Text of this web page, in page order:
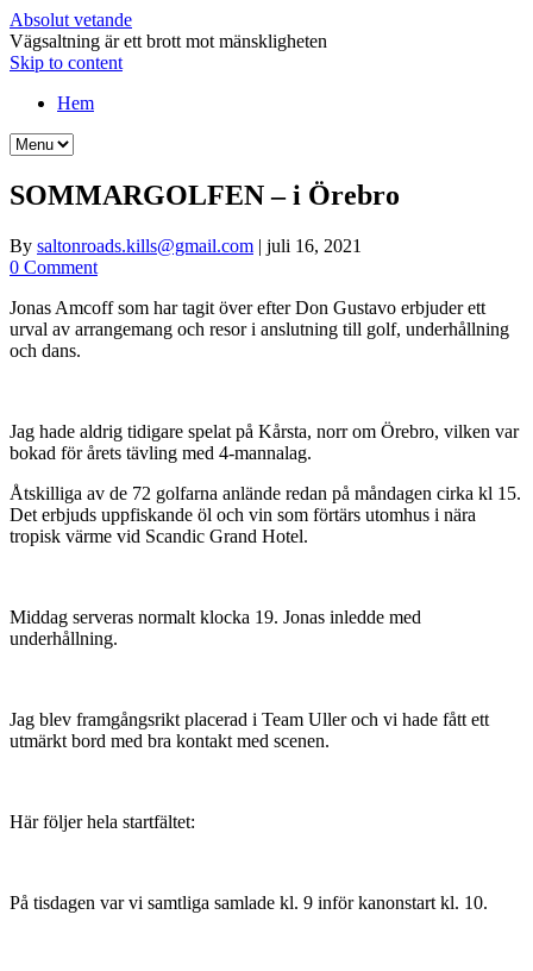
Absolut vetande
Vägsaltning är ett brott mot mänskligheten
Skip to content
Hem
SOMMARGOLFEN – i Örebro
By saltonroads.kills@gmail.com | juli 16, 2021
0 Comment
Jonas Amcoff som har tagit över efter Don Gustavo erbjuder ett
urval av arrangemang och resor i anslutning till golf, underhållning
och dans.
Jag hade aldrig tidigare spelat på Kårsta, norr om Örebro, vilken var
bokad för årets tävling med 4-mannalag.
Åtskilliga av de 72 golfarna anlände redan på måndagen cirka kl 15.
Det erbjuds uppfiskande öl och vin som förtärs utomhus i nära
tropisk värme vid Scandic Grand Hotel.
Middag serveras normalt klocka 19. Jonas inledde med
underhållning.
Jag blev framgångsrikt placerad i Team Uller och vi hade fått ett
utmärkt bord med bra kontakt med scenen.
Här följer hela startfältet:
På tisdagen var vi samtliga samlade kl. 9 inför kanonstart kl. 10.